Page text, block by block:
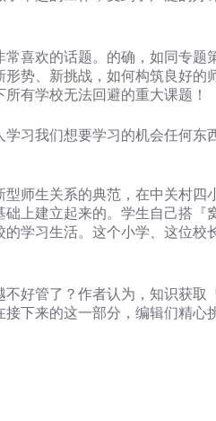
喜欢的话题。的确，如同专题
势、新挑战，如何构筑良好的
有学校无法回避的重大课题！
习我们想要学习的机会任何
师生关系的典范，在中关村
上建立起来的。学生自己搭
学习生活。这个小学、这位校
好管了？作者认为，知识获
下来的这一部分，编辑们精